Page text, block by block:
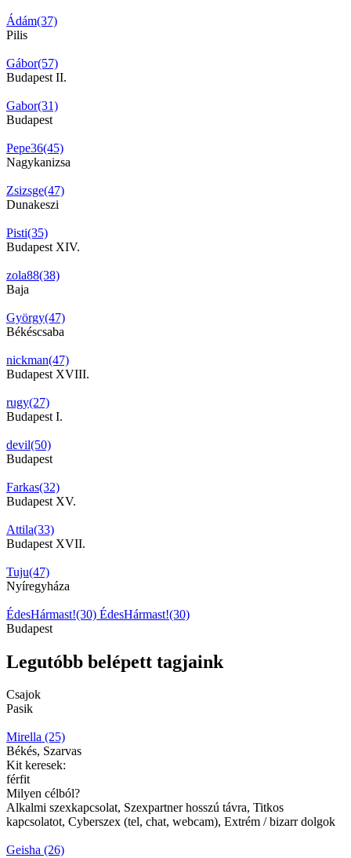
Ádám(37)
Pilis
Gábor(57)
Budapest II.
Gabor(31)
Budapest
Pepe36(45)
Nagykanizsa
Zsizsge(47)
Dunakeszi
Pisti(35)
Budapest XIV.
zola88(38)
Baja
György(47)
Békéscsaba
nickman(47)
Budapest XVIII.
rugy(27)
Budapest I.
devil(50)
Budapest
Farkas(32)
Budapest XV.
Attila(33)
Budapest XVII.
Tuju(47)
Nyíregyháza
ÉdesHármast!(30) ÉdesHármast!(30)
Budapest
Legutóbb belépett tagjaink
Csajok
Pasik
Mirella (25)
Békés, Szarvas
Kit keresek:
férfit
Milyen célból?
Alkalmi szexkapcsolat, Szexpartner hosszú távra, Titkos
kapcsolatot, Cyberszex (tel, chat, webcam), Extrém / bizarr dolgok
Geisha (26)